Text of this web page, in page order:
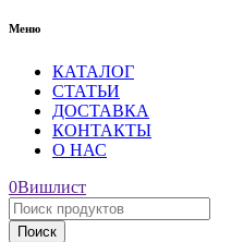
Меню
КАТАЛОГ
СТАТЬИ
ДОСТАВКА
КОНТАКТЫ
О НАС
0Вишлист